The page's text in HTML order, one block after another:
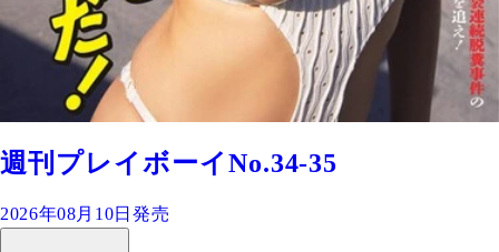
週刊プレイボーイNo.34-35
2026年08月10日発売